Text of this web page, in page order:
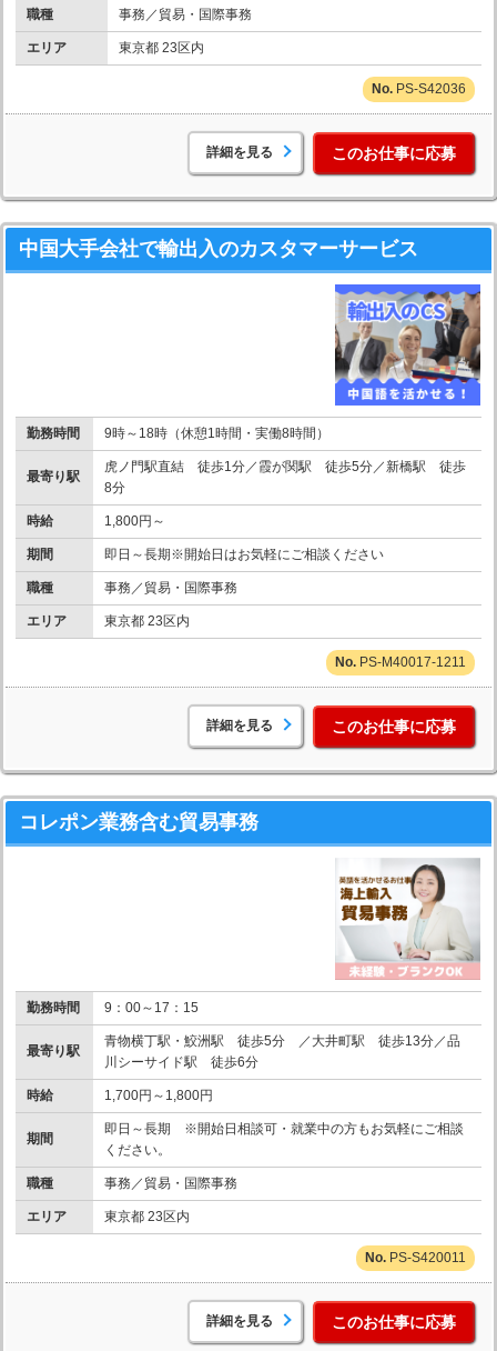
職種 事務／貿易・国際事務
エリア 東京都 23区内
PS-S42036
詳細を見る このお仕事に応募
中国大手会社で輸出入のカスタマーサービス
勤務時間 9時～18時（休憩1時間・実働8時間）
最寄り駅
虎ノ門駅直結 徒歩1分／霞が関駅 徒歩5分／新橋駅 徒歩
8分
時給 1,800円～
期間 即日～長期※開始日はお気軽にご相談ください
職種 事務／貿易・国際事務
エリア 東京都 23区内
PS-M40017-1211
詳細を見る このお仕事に応募
コレポン業務含む貿易事務
勤務時間 9：00～17：15
最寄り駅
青物横丁駅・鮫洲駅 徒歩5分 ／大井町駅 徒歩13分／品
川シーサイド駅 徒歩6分
時給 1,700円～1,800円
期間
即日～長期 ※開始日相談可・就業中の方もお気軽にご相談
ください。
職種 事務／貿易・国際事務
エリア 東京都 23区内
PS-S420011
詳細を見る このお仕事に応募